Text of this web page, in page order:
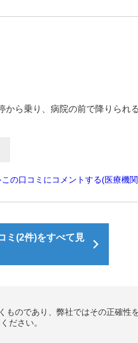
から乗り、病院の前で降りられ
の口コミにコメントする(医療機
ミ(2件)をすべて見
ものであり、弊社ではその正確性
ださい。